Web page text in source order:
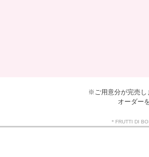
※ご用意分が完売し
オーダー
＊FRUTTI DI